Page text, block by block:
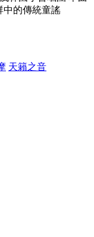
中的傳統童謠
天籟之音